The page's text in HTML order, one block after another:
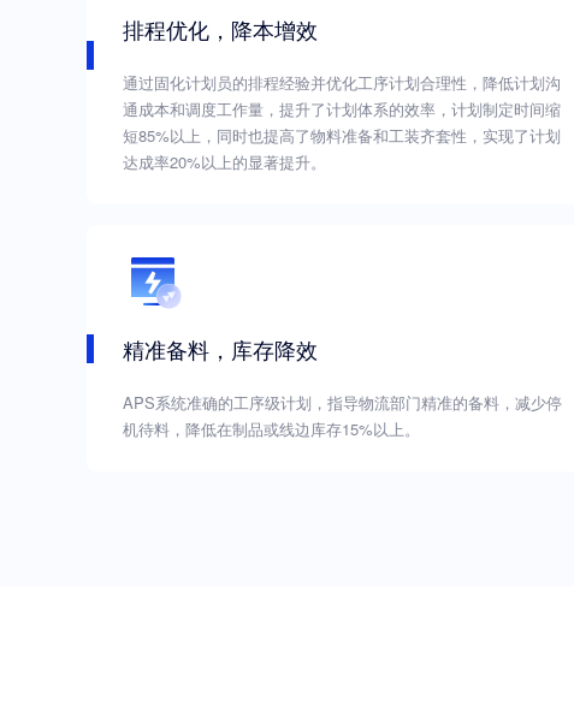
排程优化，降本增效
通过固化计划员的排程经验并优化工序计划合理性，降低计划沟
通成本和调度工作量，提升了计划体系的效率，计划制定时间缩
短85%以上，同时也提高了物料准备和工装齐套性，实现了计划
达成率20%以上的显著提升。
精准备料，库存降效
APS系统准确的工序级计划，指导物流部门精准的备料，减少停
机待料，降低在制品或线边库存15%以上。